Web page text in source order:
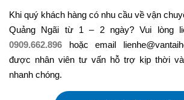
Khi quý khách hàng có nhu cầu về vận
Quảng Ngãi từ 1 – 2 ngày? Vui lòng
0909.662.896 hoặc email
được nhân viên tư vấn hỗ trợ kịp thời
nhanh chóng.